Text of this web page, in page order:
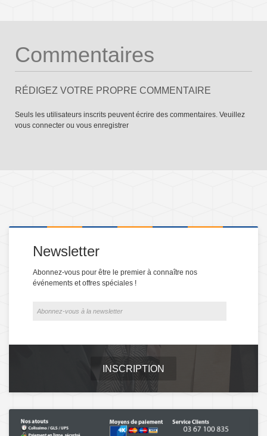
Commentaires
RÉDIGEZ VOTRE PROPRE COMMENTAIRE
Seuls les utilisateurs inscrits peuvent écrire des commentaires. Veuillez
vous connecter ou vous enregistrer
Newsletter
Abonnez-vous pour être le premier à connaître nos
événements et offres spéciales !
INSCRIPTION